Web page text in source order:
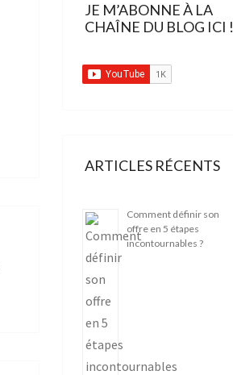
JE M’ABONNE À LA
CHAÎNE DU BLOG ICI !
ARTICLES RÉCENTS
Comment définir son
offre en 5 étapes
incontournables ?